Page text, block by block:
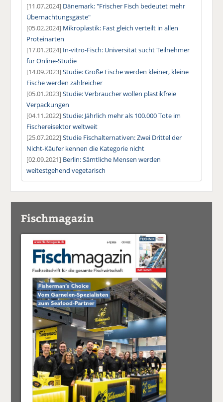
[11.07.2024] Dänemark: "Frischer Fisch bedeutet mehr
Übernachtungsgäste"
[05.02.2024] Mikroplastik: Fast gleich verteilt in allen
Proteinarten
[17.01.2024] In-vitro-Fisch: Universität sucht Teilnehmer
für Online-Studie
[14.09.2023]Studie: Große Fische werden kleiner, kleine
Fische werden zahlreicher
[05.01.2023]Studie: Verbraucher wollen plastikfreie
Verpackungen
[04.11.2022]Studie: Jährlich mehr als 100.000 Tote im
Fischereisektor weltweit
[25.07.2022]Studie Fischalternativen: Zwei Drittel der
Nicht-Käufer kennen die Kategorie nicht
[02.09.2021] Berlin: Sämtliche Mensen werden
weitestgehend vegetarisch
Fischmagazin